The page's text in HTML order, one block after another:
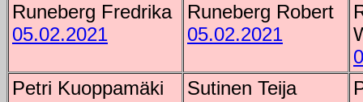
Runeberg Fredrika
05.02.2021
Runeberg Robert
05.02.2021
Petri Kuoppamäki
Sutinen Teija